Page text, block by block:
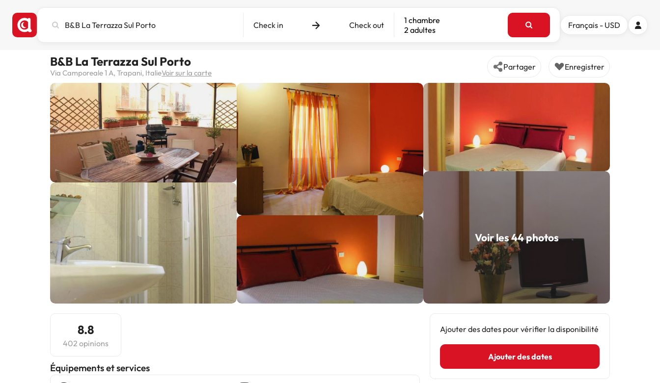
une
hôtel
ou
une
destination
Check in Check out
1 chambre
2 adultes
Français - USD
B&B La Terrazza Sul Porto
Via Camporeale 1 A, Trapani, ItalieVoir sur la carte
Partager Enregistrer
Voir les 44 photos
8.8
402 opinions
​Équipements et services
Ajouter des dates pour vérifier la disponibilité
Ajouter des dates